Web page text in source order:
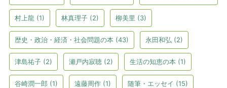
村上龍 (1) 林真理子 (2) 柳美里 (3)
歴史・政治・経済・社会問題の本 (43) 永田和弘 (2)
津島祐子 (2) 瀬戸内寂聴 (2) 生活の知恵の本 (1)
谷崎潤一郎 (1) 遠藤周作 (1) 随筆・エッセイ (15)